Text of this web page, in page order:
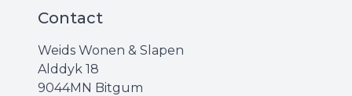
Contact
Weids Wonen & Slapen
Alddyk 18
9044MN Bitgum